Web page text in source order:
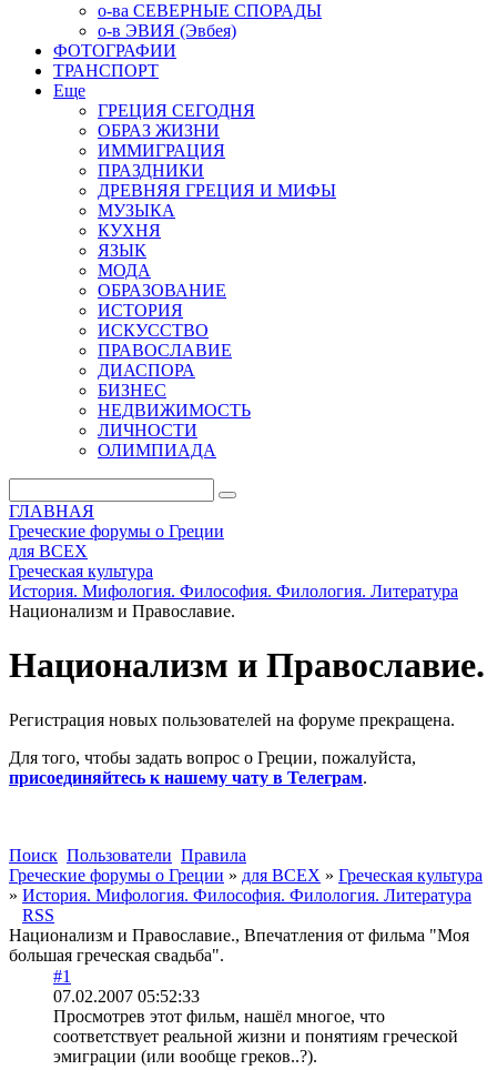
о-ва СЕВЕРНЫЕ СПОРАДЫ
о-в ЭВИЯ (Эвбея)
ФОТОГРАФИИ
ТРАНСПОРТ
Еще
ГРЕЦИЯ СЕГОДНЯ
ОБРАЗ ЖИЗНИ
ИММИГРАЦИЯ
ПРАЗДНИКИ
ДРЕВНЯЯ ГРЕЦИЯ И МИФЫ
МУЗЫКА
КУХНЯ
ЯЗЫК
МОДА
ОБРАЗОВАНИЕ
ИСТОРИЯ
ИСКУССТВО
ПРАВОСЛАВИЕ
ДИАСПОРА
БИЗНЕС
НЕДВИЖИМОСТЬ
ЛИЧНОСТИ
ОЛИМПИАДА
ГЛАВНАЯ
Греческие форумы о Греции
для ВСЕХ
Греческая культура
История. Мифология. Философия. Филология. Литература
Национализм и Православие.
Национализм и Православие.
Регистрация новых пользователей на форуме прекращена.
Для того, чтобы задать вопрос о Греции, пожалуйста,
присоединяйтесь к нашему чату в Телеграм.
Поиск Пользователи Правила
Греческие форумы о Греции » для ВСЕХ » Греческая культура
» История. Мифология. Философия. Филология. Литература
RSS
Национализм и Православие., Впечатления от фильма "Моя
большая греческая свадьба".
#1
07.02.2007 05:52:33
Просмотрев этот фильм, нашёл многое, что
соответствует реальной жизни и понятиям греческой
эмиграции (или вообще греков..?).